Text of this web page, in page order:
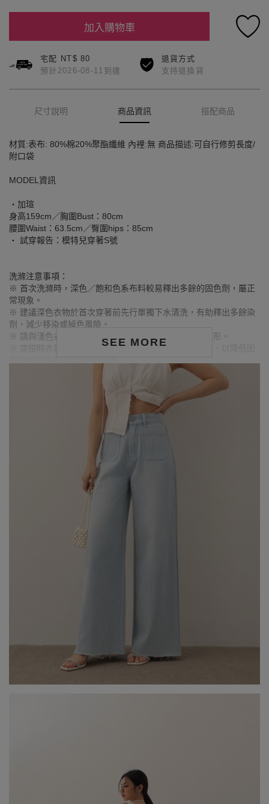
加入購物車
宅配 NT$ 80
預計2026-08-11到達
退貨方式
支持退換貨
尺寸說明 商品資訊 搭配商品
SEE MORE
材質:表布: 80%棉20%聚酯纖維 內裡:無 商品描述:可自行修剪長度/
附口袋
MODEL資訊
‧加瑄
身高159cm／胸圍Bust：80cm
腰圍Waist：63.5cm／臀圍hips：85cm
‧ 試穿報告：模特兒穿著S號
洗滌注意事項：
※ 首次洗滌時，深色／飽和色系布料較易釋出多餘的固色劑，屬正
常現象。
※ 建議深色衣物於首次穿著前先行單獨下水清洗，有助釋出多餘染
劑，減少移染或掉色風險。
※ 請與淺色衣物分開洗滌，避免互相染色或產生移染情形。
※ 穿搭時亦建議避免與淺色配件、包款、飾品一同使用，以降低因
※ 顏色請參考單品圖片較為接近，但因圖檔顏色會因個人電腦螢幕
設定差異略有不同，請以實際商品顏色為準。